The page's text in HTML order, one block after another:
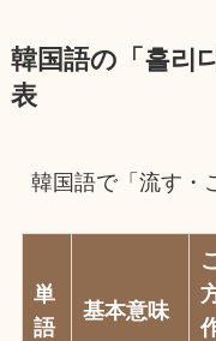
韓国語の「흘리
表
韓国語で「流す・
単
語
基本意味